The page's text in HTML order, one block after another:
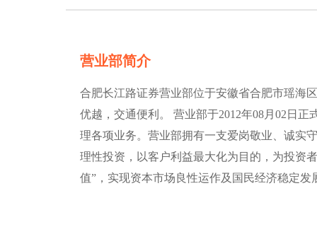
营业部简介
合肥长江路证券营业部位于安徽省合肥市瑶海
优越，交通便利。 营业部于2012年08月02日
理各项业务。营业部拥有一支爱岗敬业、诚实
理性投资，以客户利益最大化为目的，为投资
值”，实现资本市场良性运作及国民经济稳定发